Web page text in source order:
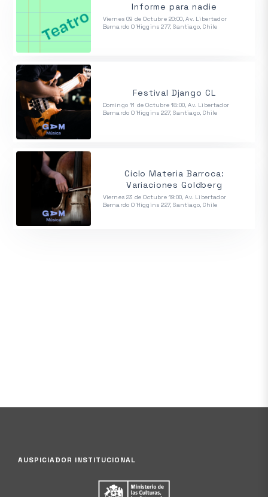
Informe para nadie
Viernes 09 de Octubre 20:00, Av. Libertador
Bernardo O'Higgins 277, Santiago, Chile
Festival Django CL
Domingo 11 de Octubre 18:00, Av. Libertador
Bernardo O'Higgins 227, Santiago, Chile
Ciclo Materia Barroca:
Variaciones Goldberg
Viernes 23 de Octubre 19:00, Av. Libertador
Bernardo O'Higgins 227, Santiago, Chile
AUSPICIADOR INSTITUCIONAL